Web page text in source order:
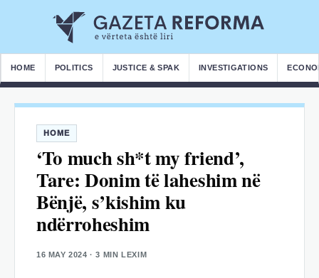
HOME POLITICS JUSTICE & SPAK INVESTIGATIONS
HOME
‘To much sh*t my friend’,
Tare: Donim të laheshim në
Bënjë, s’kishim ku
ndërroheshim
16 MAY 2024 · 3 MIN LEXIM